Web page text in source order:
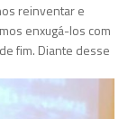
reinventar e
enxugá-los com
fim. Diante desse